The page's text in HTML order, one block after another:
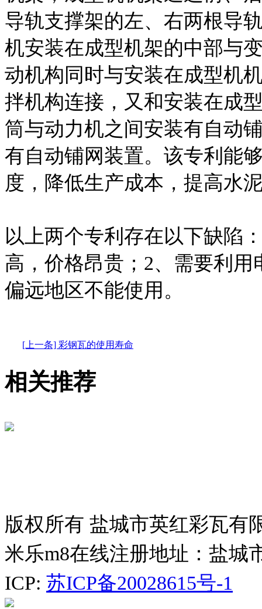
导轨支撑架的左、右两根导
机安装在成型机架的中部与
动机构同时与安装在成型机
拌机构连接，又和安装在成
筒与动力机之间安装有自动
有自动铺网装置。该专利能
度，降低生产成本，提高水
以上两个专利存在以下缺陷
高，价格昂贵；2、需要利
偏远地区不能使用。
[上一条] 彩钢瓦的使用寿命
相关推荐
版权所有 盐城市英红彩瓦有
米乐m8在线注册地址：盐城
ICP: 苏ICP备20028615号-1